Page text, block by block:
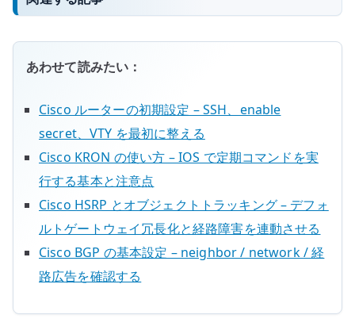
あわせて読みたい：
Cisco ルーターの初期設定 – SSH、enable
secret、VTY を最初に整える
Cisco KRON の使い方 – IOS で定期コマンドを実
行する基本と注意点
Cisco HSRP とオブジェクトトラッキング – デフォ
ルトゲートウェイ冗長化と経路障害を連動させる
Cisco BGP の基本設定 – neighbor / network / 経
路広告を確認する